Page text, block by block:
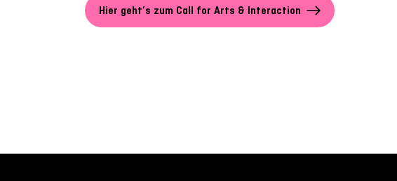
Hier geht’s zum Call for Arts & Interaction